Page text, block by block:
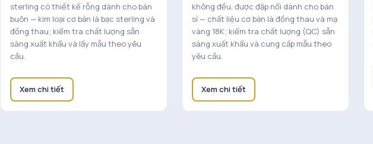
sterling có thiết kế rỗng dành cho bán
buôn — kim loại cơ bản là bạc sterling và
đồng thau; kiểm tra chất lượng sẵn
sàng xuất khẩu và lấy mẫu theo yêu
cầu.
Xem chi tiết
không đều, được đập nổi dành cho bán
sỉ — chất liệu cơ bản là đồng thau và mạ
vàng 18K; kiểm tra chất lượng (QC) sẵn
sàng xuất khẩu và cung cấp mẫu theo
yêu cầu.
Xem chi tiết